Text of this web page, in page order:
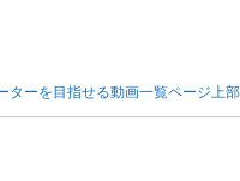
ターを目指せる動画一覧ページ上